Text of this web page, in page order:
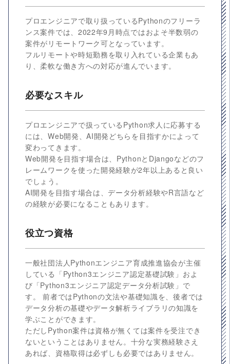
プロエンジニアで取り扱っているPythonのフリーラ
ンス案件では、2022年9月時点ではおよそ半数弱の
案件がリモートワーク可となっています。
フルリモートや時短勤務を取り入れている企業もあ
り、柔軟な働き方への対応が進んでいます。
必要なスキル
プロエンジニアで扱っているPython求人に応募する
には、Web開発、AI開発どちらを目指すかによって
変わってきます。
Web開発を目指す場合は、PythonとDjangoなどのフ
レームワークを使った開発経験が2年以上あると良い
でしょう。
AI開発を目指す場合は、データ分析経験やR言語など
の経験が必要になることもあります。
役立つ資格
一般社団法人Pythonエンジニア育成推進協会が主催
している「Python3エンジニア認定基礎試験」およ
び「Python3エンジニア認定データ分析試験」で
す。 前者ではPythonの文法や基礎知識を、後者では
データ分析の基礎やデータ解析ライブラリの知識を
学ぶことができます。
ただしPython案件は資格が無くては案件を受注でき
ないということはありません。十分な実務経験さえ
あれば、資格取得は必ずしも必要ではありません。